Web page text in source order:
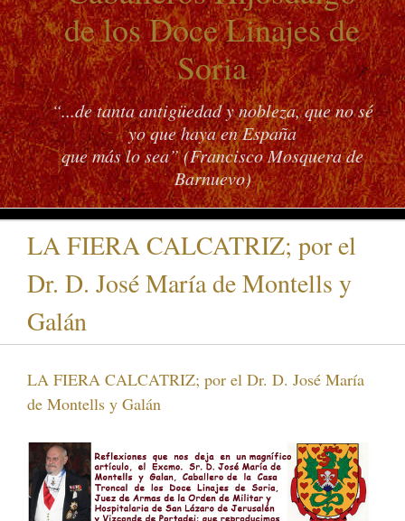
de los Doce Linajes de
Soria
“...de tanta antigüedad y nobleza, que no sé
yo que haya en España
que más lo sea” (Francisco Mosquera de
Barnuevo)
LA FIERA CALCATRIZ; por el
Dr. D. José María de Montells y
Galán
LA FIERA CALCATRIZ; por el Dr. D. José María
de Montells y Galán